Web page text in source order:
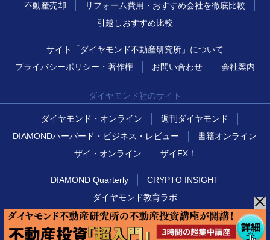
不動産売却
リフォーム費用・おすすめ会社を徹底比較
引越しおすすめ比較
サイト「ダイヤモンド不動産研究所」について
プライバシーポリシー・著作権
お問い合わせ 会社案内
ダイヤモンド社のサイト
ダイヤモンド・オンライン
週刊ダイヤモンド
DIAMONDハーバード・ビジネス・レビュー
書籍オンライン
ザイ・オンライン
ザイFX！
DIAMOND Quarterly
CRYPTO INSIGHT
ダイヤモンド教育ラボ
© DIAMOND, INC. All Rights Reserved.